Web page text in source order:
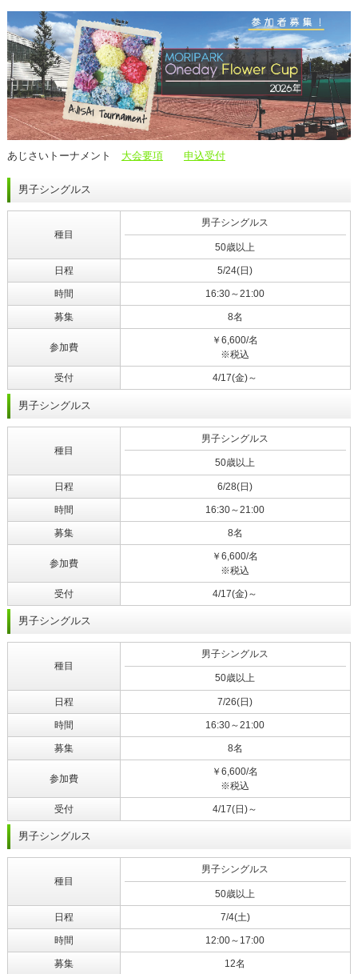
あじさいトーナメント 大会要項 申込受付
男子シングルス
種目
男子シングルス
50歳以上
日程 5/24(日)
時間 16:30～21:00
募集 8名
参加費
￥6,600/名
※税込
受付 4/17(金)～
男子シングルス
種目
男子シングルス
50歳以上
日程 6/28(日)
時間 16:30～21:00
募集 8名
参加費
￥6,600/名
※税込
受付 4/17(金)～
男子シングルス
種目
男子シングルス
50歳以上
日程 7/26(日)
時間 16:30～21:00
募集 8名
参加費
￥6,600/名
※税込
受付 4/17(日)～
男子シングルス
種目
男子シングルス
50歳以上
日程 7/4(土)
時間 12:00～17:00
募集 12名